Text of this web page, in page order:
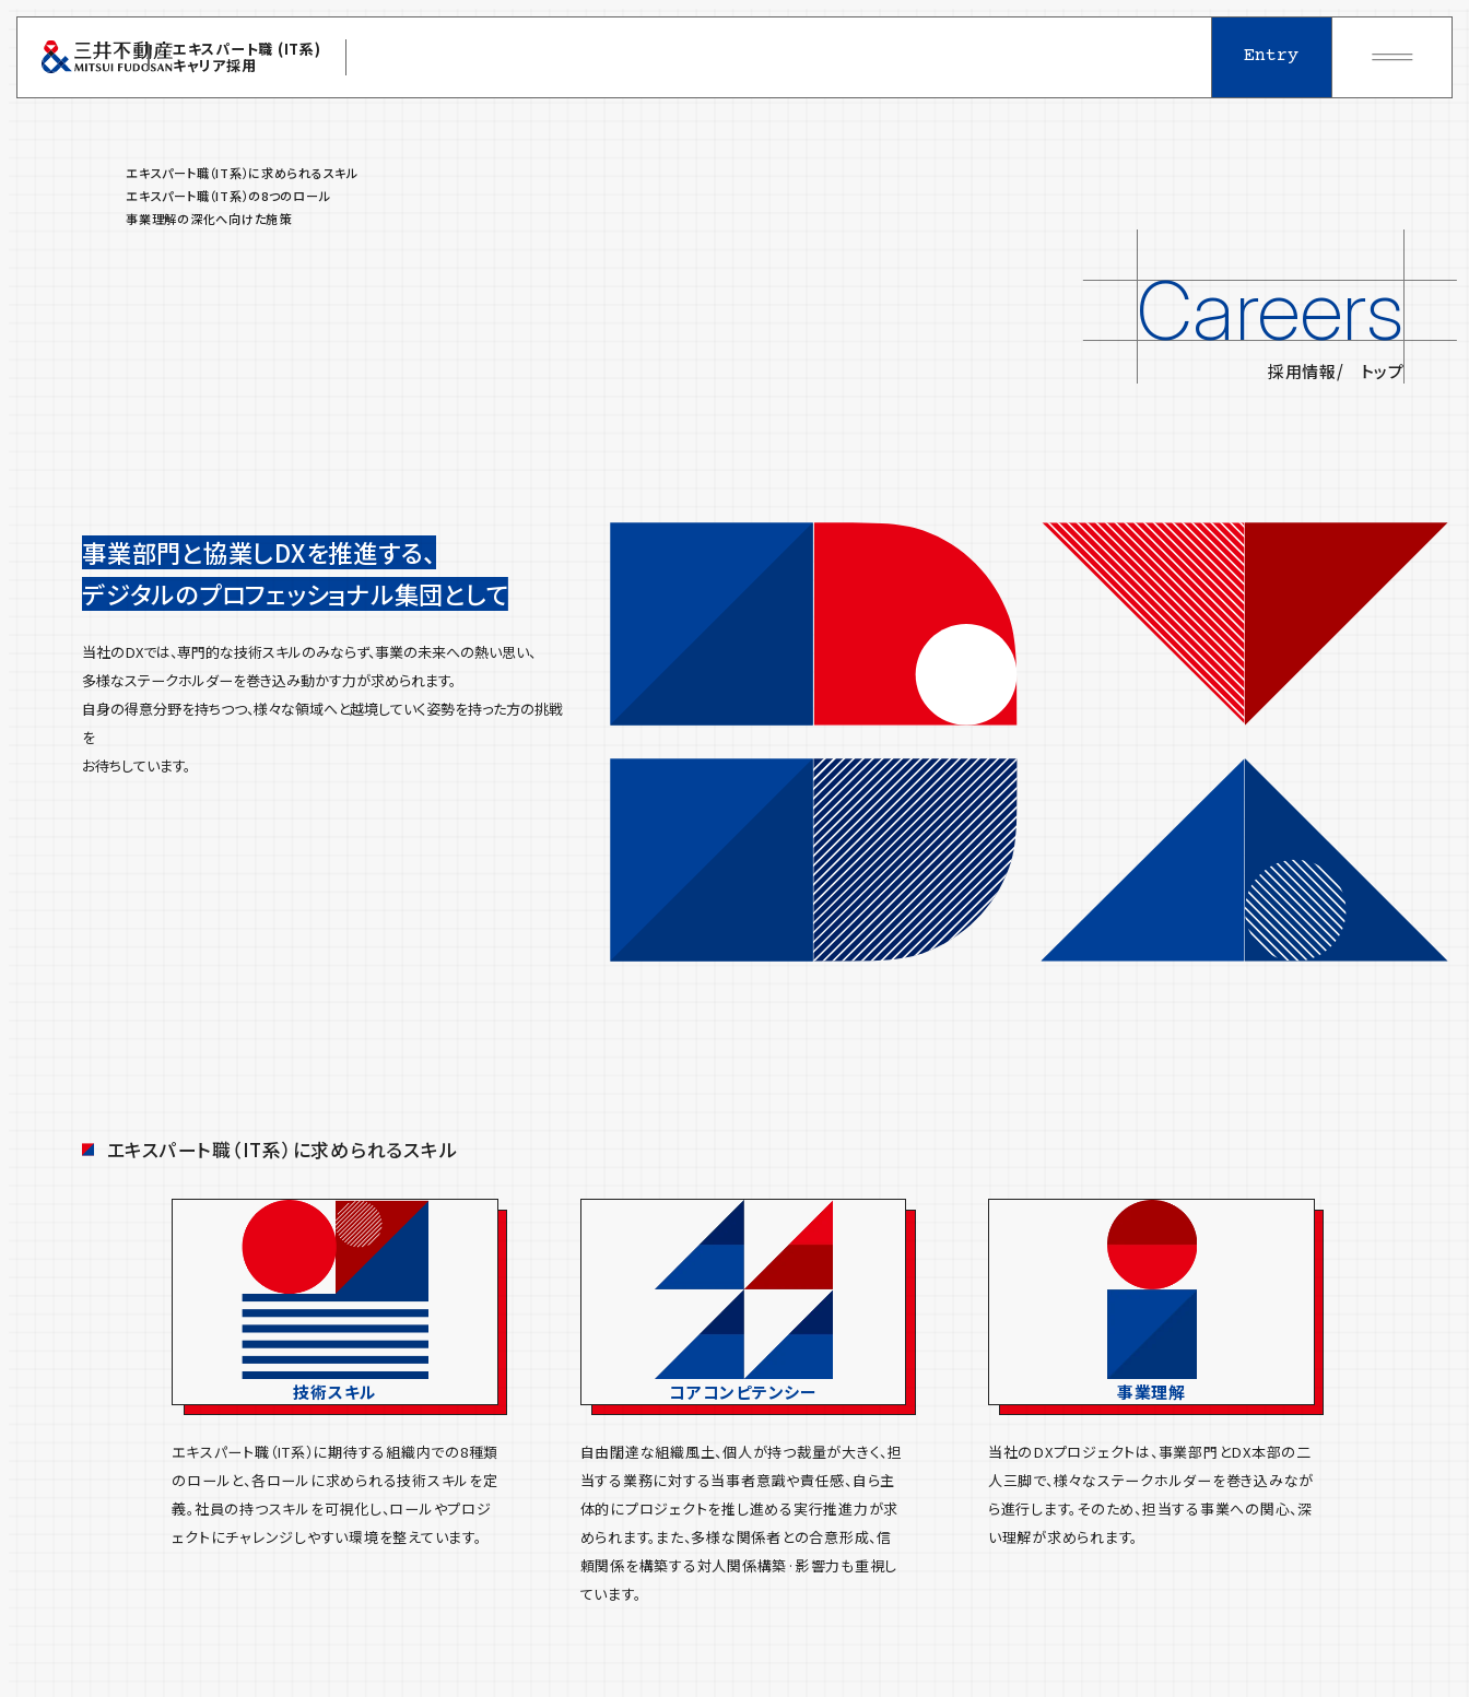
エキスパート職 (IT系)
キャリア採用 Entry
Careers
トップ
採用情報
エキスパート職（IT系）に求められるスキル
エキスパート職（IT系）の8つのロール
事業理解の深化へ向けた施策
事業部門と協業しDXを推進する、
デジタルのプロフェッショナル集団として
当社のDXでは、専門的な技術スキルのみならず、事業の未来への熱い思い、
多様なステークホルダーを巻き込み動かす力が求められます。
自身の得意分野を持ちつつ、様々な領域へと越境していく姿勢を持った方の挑戦
を
お待ちしています。
エキスパート職（IT系）に求められるスキル
技術スキル
エキスパート職（IT系）に期待する組織内での8種類
のロールと、各ロールに求められる技術スキルを定
義。社員の持つスキルを可視化し、ロールやプロジ
ェクトにチャレンジしやすい環境を整えています。
コアコンピテンシー
自由闊達な組織風土、個人が持つ裁量が大きく、担
当する業務に対する当事者意識や責任感、自ら主
体的にプロジェクトを推し進める実行推進力が求
められます。また、多様な関係者との合意形成、信
頼関係を構築する対人関係構築·影響力も重視し
ています。
事業理解
当社のDXプロジェクトは、事業部門とDX本部の二
人三脚で、様々なステークホルダーを巻き込みなが
ら進行します。そのため、担当する事業への関心、深
い理解が求められます。